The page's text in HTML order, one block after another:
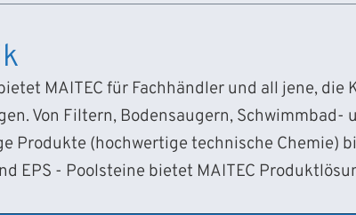
MAITEC für Fachhändler und all jene, die
Von Filtern, Bodensaugern, Schwimmbad-
Produkte (hochwertige technische Chemie)
EPS - Poolsteine bietet MAITEC